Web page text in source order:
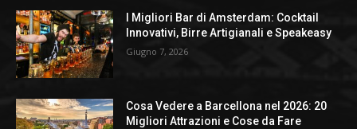
I Migliori Bar di Amsterdam: Cocktail
Innovativi, Birre Artigianali e Speakeasy
Giugno 7, 2026
Cosa Vedere a Barcellona nel 2026: 20
Migliori Attrazioni e Cose da Fare